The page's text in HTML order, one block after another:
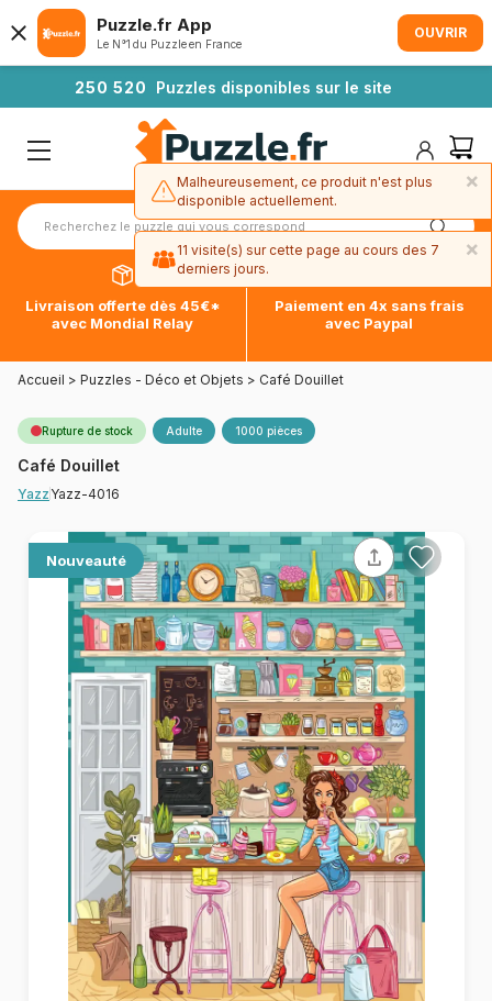
250 520 Puzzles disponibles sur le site
Livraison offerte dès 45€*
avec Mondial Relay
Paiement en 4x sans frais
avec Paypal
Accueil > Puzzles - Déco et Objets > Café Douillet
Rupture de stock Adulte 1000 pièces
Café Douillet
Yazz Yazz-4016
Nouveauté
Puzzle.fr App
Le N°1 du Puzzle en France
OUVRIR
×
Malheureusement, ce produit n'est plus
disponible actuellement.
×
11 visite(s) sur cette page au cours des 7
derniers jours.